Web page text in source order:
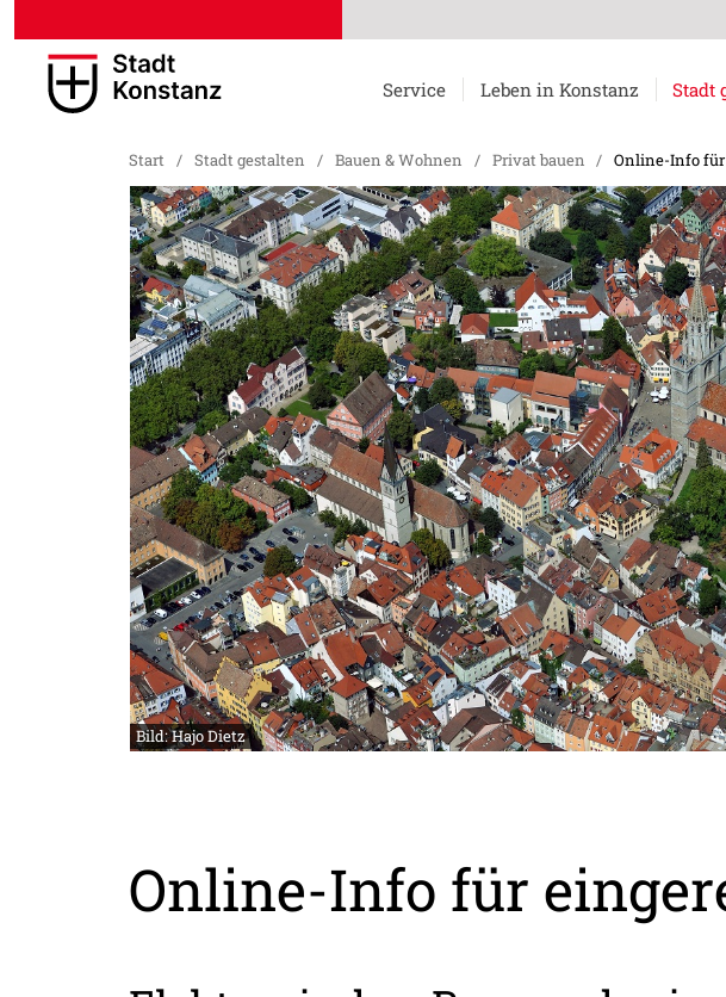
Service Leben in Konstanz Stadt
Start / Stadt gestalten / Bauen & Wohnen / Privat bauen / Online-Info
Bild: Hajo Dietz
Online-Info für